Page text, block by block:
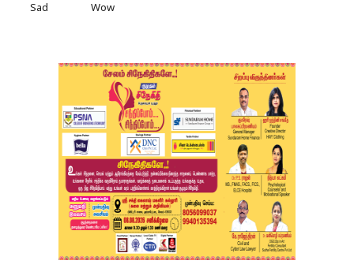
Sad Wow